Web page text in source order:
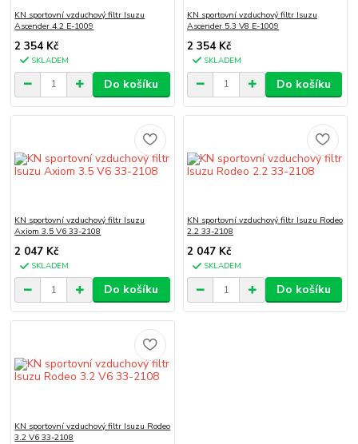
KN sportovní vzduchový filtr Isuzu
Ascender 4.2 E-1009
2 354 Kč
SKLADEM
Do košíku
KN sportovní vzduchový filtr Isuzu
Ascender 5.3 V8 E-1009
2 354 Kč
SKLADEM
Do košíku
KN sportovní vzduchový filtr Isuzu
Axiom 3.5 V6 33-2108
2 047 Kč
SKLADEM
Do košíku
KN sportovní vzduchový filtr Isuzu Rodeo
2.2 33-2108
2 047 Kč
SKLADEM
Do košíku
KN sportovní vzduchový filtr Isuzu Rodeo
3.2 V6 33-2108